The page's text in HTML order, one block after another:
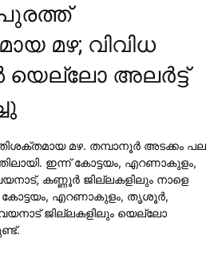
മഴ; വിവിധ
യെല്ലോ അലര്‍ട്ട്
മഴ. തമ്പാനൂര്‍ അടക്കം പല
ഇന്ന് കോട്ടയം, എറണാകുളം,
കണ്ണൂര്‍ ജില്ലകളിലും നാളെ
കോട്ടയം, എറണാകുളം, തൃശൂര്‍,
വയനാട് ജില്ലകളിലും യെല്ലോ